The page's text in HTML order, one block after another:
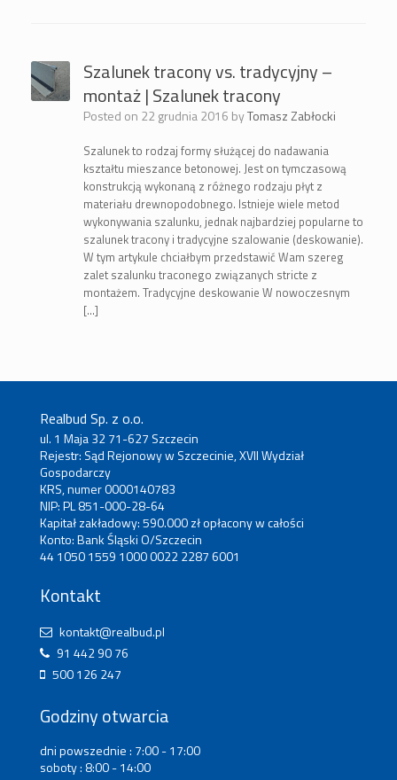
Szalunek tracony vs. tradycyjny –
montaż | Szalunek tracony
Posted on 22 grudnia 2016 byTomasz Zabłocki
Szalunek to rodzaj formy służącej do nadawania
kształtu mieszance betonowej. Jest on tymczasową
konstrukcją wykonaną z różnego rodzaju płyt z
materiału drewnopodobnego. Istnieje wiele metod
wykonywania szalunku, jednak najbardziej popularne to
szalunek tracony i tradycyjne szalowanie (deskowanie).
W tym artykule chciałbym przedstawić Wam szereg
zalet szalunku traconego związanych stricte z
montażem. Tradycyjne deskowanie W nowoczesnym
[…]
Realbud Sp. z o.o.
ul. 1 Maja 32 71-627 Szczecin
Rejestr: Sąd Rejonowy w Szczecinie, XVII Wydział
Gospodarczy
KRS, numer 0000140783
NIP: PL 851-000-28-64
Kapitał zakładowy: 590.000 zł opłacony w całości
Konto: Bank Śląski O/Szczecin
44 1050 1559 1000 0022 2287 6001
Kontakt
kontakt@realbud.pl
91 442 90 76
500 126 247
Godziny otwarcia
dni powszednie : 7:00 - 17:00
soboty : 8:00 - 14:00